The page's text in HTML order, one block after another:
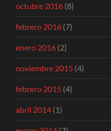
octubre 2016 (8)
febrero 2016 (7)
enero 2016 (2)
noviembre 2015 (4)
febrero 2015 (4)
abril 2014 (1)